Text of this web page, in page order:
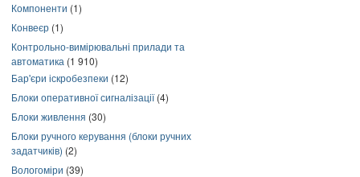
Компоненти (1)
Конвеєр (1)
Контрольно-вимірювальні прилади та
автоматика (1 910)
Бар'єри іскробезпеки (12)
Блоки оперативної сигналізації(4)
Блоки живлення (30)
Блоки ручного керування (блоки ручних
задатчиків) (2)
Вологоміри (39)